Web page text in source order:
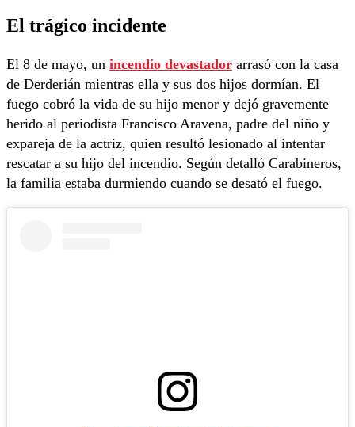
El trágico incidente
El 8 de mayo, un incendio devastador arrasó con la casa
de Derderián mientras ella y sus dos hijos dormían. El
fuego cobró la vida de su hijo menor y dejó gravemente
herido al periodista Francisco Aravena, padre del niño y
expareja de la actriz, quien resultó lesionado al intentar
rescatar a su hijo del incendio. Según detalló Carabineros,
la familia estaba durmiendo cuando se desató el fuego.